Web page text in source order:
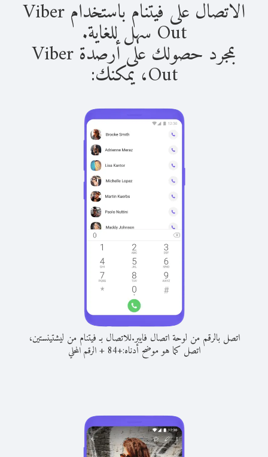
الاتصال على فيتنام باستخدام Viber
Out سهل للغاية.
بمجرد حصولك على أرصدة Viber
Out، يمكنك:
اتصل بالرقم من لوحة اتصال فايبر.للاتصال بـ فيتنام من ليشتينستين،
اتصل كما هو موضح أدناه:+
84
+الرقم المحلي